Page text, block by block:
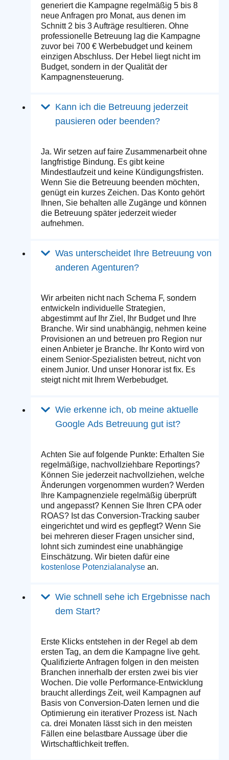
generiert die Kampagne regelmäßig 5 bis 8
neue Anfragen pro Monat, aus denen im
Schnitt 2 bis 3 Aufträge resultieren. Ohne
professionelle Betreuung lag die Kampagne
zuvor bei 700 € Werbebudget und keinem
einzigen Abschluss. Der Hebel liegt nicht im
Budget, sondern in der Qualität der
Kampagnensteuerung.
Kann ich die Betreuung jederzeit
pausieren oder beenden?
Ja. Wir setzen auf faire Zusammenarbeit ohne
langfristige Bindung. Es gibt keine
Mindestlaufzeit und keine Kündigungsfristen.
Wenn Sie die Betreuung beenden möchten,
genügt ein kurzes Zeichen. Das Konto gehört
Ihnen, Sie behalten alle Zugänge und können
die Betreuung später jederzeit wieder
aufnehmen.
Was unterscheidet Ihre Betreuung von
anderen Agenturen?
Wir arbeiten nicht nach Schema F, sondern
entwickeln individuelle Strategien,
abgestimmt auf Ihr Ziel, Ihr Budget und Ihre
Branche. Wir sind unabhängig, nehmen keine
Provisionen an und betreuen pro Region nur
einen Anbieter je Branche. Ihr Konto wird von
einem Senior-Spezialisten betreut, nicht von
einem Junior. Und unser Honorar ist fix. Es
steigt nicht mit Ihrem Werbebudget.
Wie erkenne ich, ob meine aktuelle
Google Ads Betreuung gut ist?
Achten Sie auf folgende Punkte: Erhalten Sie
regelmäßige, nachvollziehbare Reportings?
Können Sie jederzeit nachvollziehen, welche
Änderungen vorgenommen wurden? Werden
Ihre Kampagnenziele regelmäßig überprüft
und angepasst? Kennen Sie Ihren CPA oder
ROAS? Ist das Conversion-Tracking sauber
eingerichtet und wird es gepflegt? Wenn Sie
bei mehreren dieser Fragen unsicher sind,
lohnt sich zumindest eine unabhängige
Einschätzung. Wir bieten dafür eine
kostenlose Potenzialanalyse an.
Wie schnell sehe ich Ergebnisse nach
dem Start?
Erste Klicks entstehen in der Regel ab dem
ersten Tag, an dem die Kampagne live geht.
Qualifizierte Anfragen folgen in den meisten
Branchen innerhalb der ersten zwei bis vier
Wochen. Die volle Performance-Entwicklung
braucht allerdings Zeit, weil Kampagnen auf
Basis von Conversion-Daten lernen und die
Optimierung ein iterativer Prozess ist. Nach
ca. drei Monaten lässt sich in den meisten
Fällen eine belastbare Aussage über die
Wirtschaftlichkeit treffen.